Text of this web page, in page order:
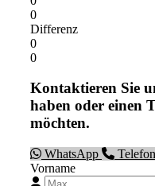
0
Differenz
0
0
Kontaktieren Sie
haben oder einen
möchten.
WhatsApp Telefon
Vorname